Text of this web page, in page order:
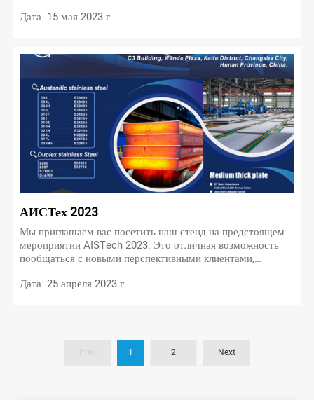
2023 года.
Дата: 15 мая 2023 г.
АИСТех 2023
Мы приглашаем вас посетить наш стенд на предстоящем
мероприятии AISTech 2023. Это отличная возможность
пообщаться с новыми перспективными клиентами,
курсе последних тенденций отрасли.
Дата: 25 апреля 2023 г.
1 2 Next